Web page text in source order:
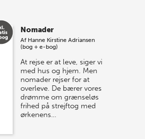
Nomader
Af Hanne Kirstine Adriansen
(bog + e-bog)
At rejse er at leve, siger vi
med hus og hjem. Men
nomader rejser for at
overleve. De bærer vores
drømme om grænseløs
frihed på strejftog med
ørkenens…